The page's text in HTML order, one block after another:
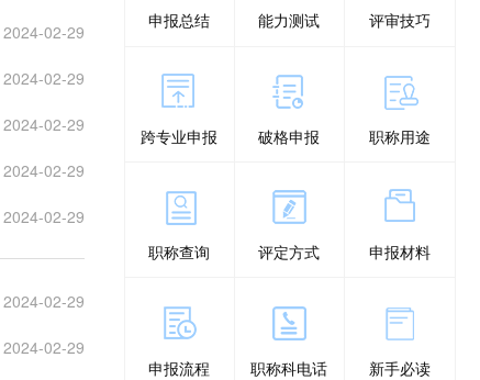
申报总结 能力测试 评审技巧
跨专业申报 破格申报 职称用途
职称查询 评定方式 申报材料
申报流程 职称科电话 新手必读
2024-02-29
2024-02-29
2024-02-29
2024-02-29
2024-02-29
2024-02-29
2024-02-29